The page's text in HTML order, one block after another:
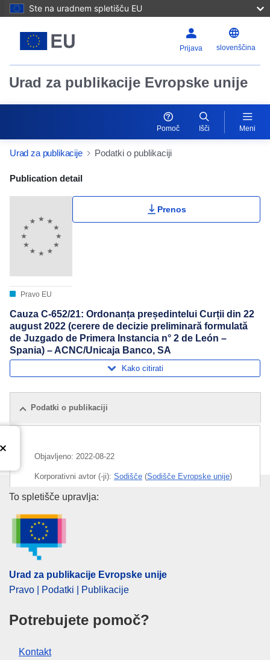
Ste na uradnem spletišču EU
Prijava slovenščina
Urad za publikacije Evropske unije
Pomoč Išči Meni
Urad za publikacije Podatki o publikaciji
Publication Detail Actions Portlet
Publication detail
Pravo EU
Prenos
Cauza C-652/21: Ordonanța președintelui Curții din 22
august 2022 (cerere de decizie preliminară formulată
de Juzgado de Primera Instancia n° 2 de León –
Spania) – ACNC/Unicaja Banco, SA
Kako citirati
Podatki o publikaciji
Objavljeno: 2022-08-22
Korporativni avtor (-ji): Sodišče (Sodišče Evropske unije)
Področjecivilna tožba
obresti,plačilo
kazenskega pregona
OJ : JOC_2023_015_R_0039
IMMC : RAD-C-0652-2021
Urad za publikacije Evropske
To spletišče upravlja:
Urad za publikacije Evropske unije
Pravo | Podatki | Publikacije
Potrebujete pomoč?
Kontakt